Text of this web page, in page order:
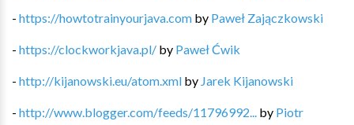
- https://howtotrainyourjava.com by Paweł Zajączkowski
- https://clockworkjava.pl/ by Paweł Ćwik
- http://kijanowski.eu/atom.xml by Jarek Kijanowski
- http://www.blogger.com/feeds/11796992... by Piotr